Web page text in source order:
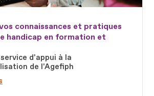
connaissances et pratiques
handicap en formation et
d'appui à la
de l'Agefiph